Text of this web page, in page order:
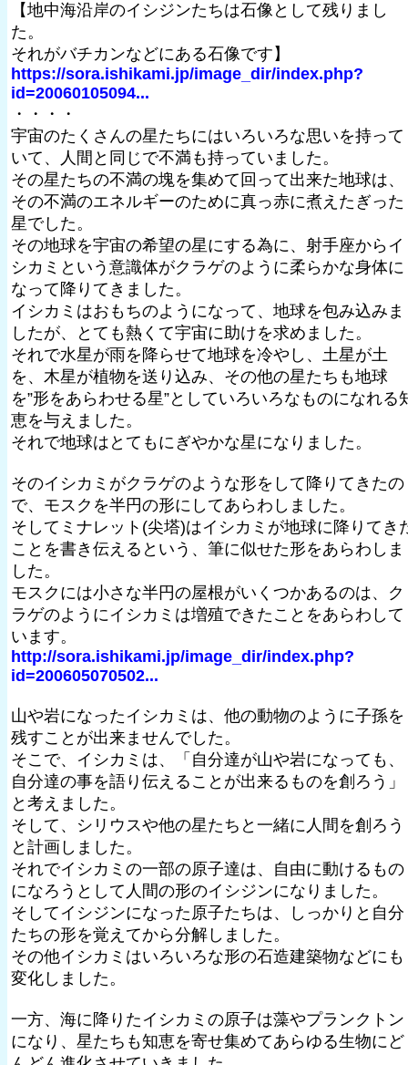
【地中海沿岸のイシジンたちは石像として残りまし
た。
それがバチカンなどにある石像です】
https://sora.ishikami.jp/image_dir/index.php?
id=20060105094...
・・・・
宇宙のたくさんの星たちにはいろいろな思いを持って
いて、人間と同じで不満も持っていました。
その星たちの不満の塊を集めて回って出来た地球は、
その不満のエネルギーのために真っ赤に煮えたぎった
星でした。
その地球を宇宙の希望の星にする為に、射手座からイ
シカミという意識体がクラゲのように柔らかな身体に
なって降りてきました。
イシカミはおもちのようになって、地球を包み込みま
したが、とても熱くて宇宙に助けを求めました。
それで水星が雨を降らせて地球を冷やし、土星が土
を、木星が植物を送り込み、その他の星たちも地球
を”形をあらわせる星”としていろいろなものになれる
恵を与えました。
それで地球はとてもにぎやかな星になりました。
そのイシカミがクラゲのような形をして降りてきたの
で、モスクを半円の形にしてあらわしました。
そしてミナレット(尖塔)はイシカミが地球に降りてき
ことを書き伝えるという、筆に似せた形をあらわしま
した。
モスクには小さな半円の屋根がいくつかあるのは、ク
ラゲのようにイシカミは増殖できたことをあらわして
います。
http://sora.ishikami.jp/image_dir/index.php?
id=200605070502...
山や岩になったイシカミは、他の動物のように子孫を
残すことが出来ませんでした。
そこで、イシカミは、「自分達が山や岩になっても、
自分達の事を語り伝えることが出来るものを創ろう」
と考えました。
そして、シリウスや他の星たちと一緒に人間を創ろう
と計画しました。
それでイシカミの一部の原子達は、自由に動けるもの
になろうとして人間の形のイシジンになりました。
そしてイシジンになった原子たちは、しっかりと自分
たちの形を覚えてから分解しました。
その他イシカミはいろいろな形の石造建築物などにも
変化しました。
一方、海に降りたイシカミの原子は藻やプランクトン
になり、星たちも知恵を寄せ集めてあらゆる生物にど